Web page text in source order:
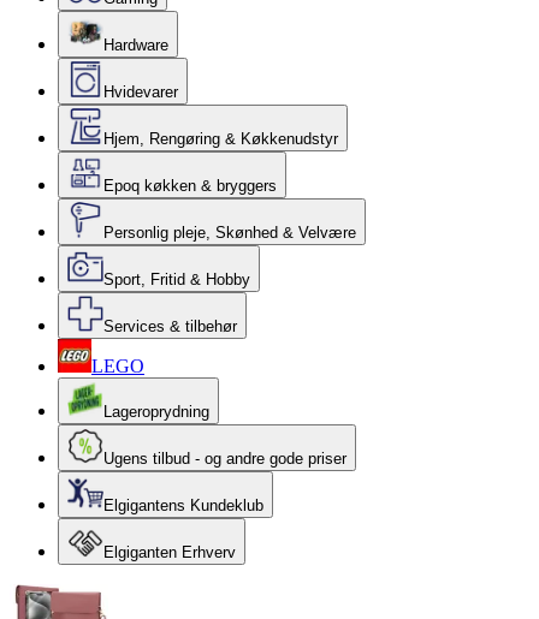
Hardware
Hvidevarer
Hjem, Rengøring & Køkkenudstyr
Epoq køkken & bryggers
Personlig pleje, Skønhed & Velvære
Sport, Fritid & Hobby
Services & tilbehør
LEGO
Lageroprydning
Ugens tilbud - og andre gode priser
Elgigantens Kundeklub
Elgiganten Erhverv